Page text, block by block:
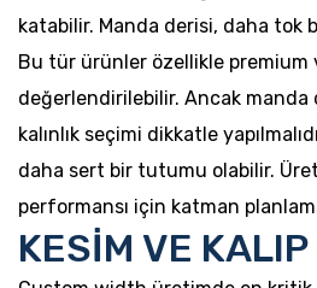
katabilir. Manda derisi, daha tok
Bu tür ürünler özellikle premium
değerlendirilebilir. Ancak
kalınlık seçimi dikkatle
daha sert bir tutumu olabilir.
performansı için katman
KESİM VE